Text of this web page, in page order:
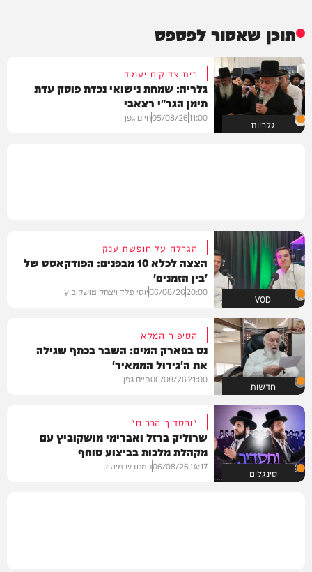
תוכן שאסור לפספס
גלריות
בית צדיקים יעמוד
גלריה: שמחת נישואי נכדת פוסק עדת
תימן הגר"י רצאבי
11:00
05/08/26חיים גפן
VOD
הגרלה על חופשת ענק
הצצה לכלא 10 מבפנים: הפודקאסט של
'בין הזמנים'
20:00
06/08/26יוסי פלד ויצחק מושקוביץ
חדשות
הסיפור המלא
נס בפארק המים: השבר בכתף שגילה
את ה'גידול הממאיר'
21:00
06/08/26חיים גפן
סינגלים
"וחסדיך הרבים"
שרוליק ברזל ואברימי מושקוביץ עם
מקהלת מלכות בביצוע סוחף
14:17
06/08/26המחדש מיוזיק